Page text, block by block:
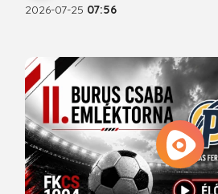
2026-07-25 07:56